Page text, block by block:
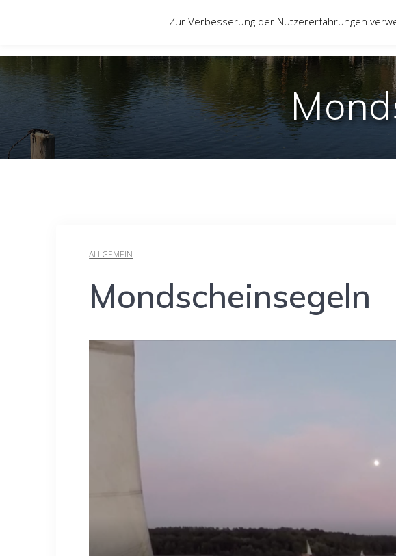
ALLGEMEIN
Mondscheinsegeln
Zur Verbesserung der Nutzererfahrungen